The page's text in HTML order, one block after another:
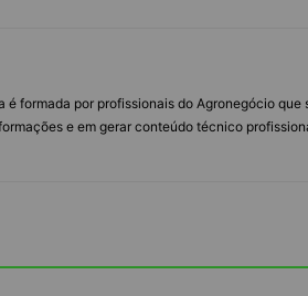
é formada por profissionais do Agronegócio que
e em gerar conteúdo técnico